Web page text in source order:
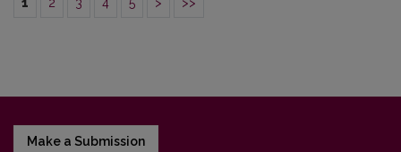
1 2 3 4 5 > >>
Make a Submission